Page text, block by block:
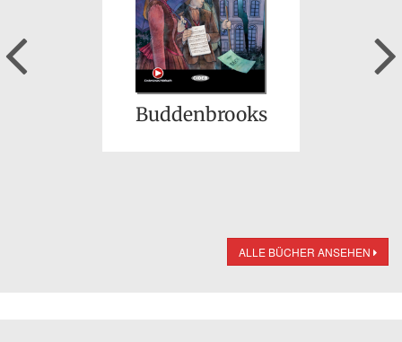
Buddenbrooks
Previous
ALLE BÜCHER ANSEHEN